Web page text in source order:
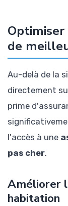
de
Au-delà de la
directement
prime
l'accès à une
pas cher.
Améliorer
habitation